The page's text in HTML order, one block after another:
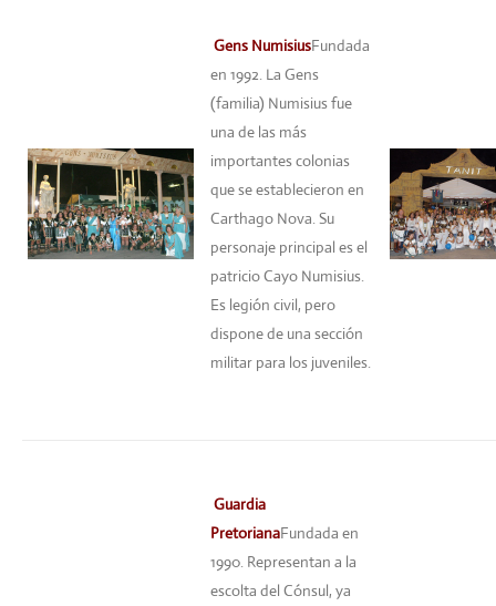
Gens NumisiusFundada
en 1992. La Gens
(familia) Numisius fue
una de las más
importantes colonias
que se establecieron en
Carthago Nova. Su
personaje principal es el
patricio Cayo Numisius.
Es legión civil, pero
dispone de una sección
militar para los juveniles.
Guardia
PretorianaFundada en
1990. Representan a la
escolta del Cónsul, ya